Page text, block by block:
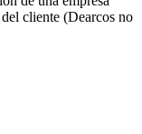
cliente (Dearcos no